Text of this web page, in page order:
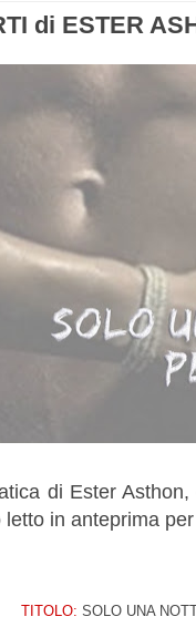
di ESTER
di Ester
in anteprima
TITOLO: SOLO UNA